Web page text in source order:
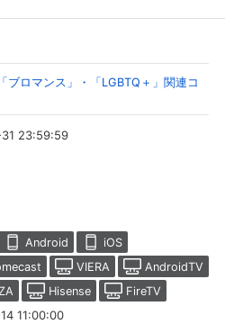
テッド） ～
ブロマンス」・「LGBTQ＋」関連コ
23:59:59
Android
iOS
VIERA
AndroidTV
Hisense
FireTV
11:00:00